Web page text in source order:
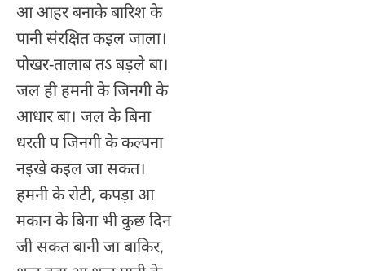
आ आहर बनाके बारिश के
पानी संरक्षित कइल जाला।
पोखर-तालाब तऽ बड़ले बा।
जल ही हमनी के जिनगी के
आधार बा। जल के बिना
धरती प जिनगी के कल्पना
नइखे कइल जा सकत।
हमनी के रोटी, कपड़ा आ
मकान के बिना भी कुछ दिन
जी सकत बानी जा बाकिर,